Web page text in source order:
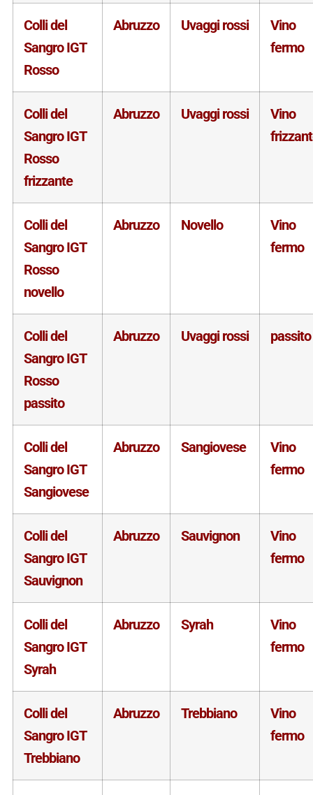
Colli del
Sangro IGT
Rosso
Abruzzo Uvaggi rossi
Vino
fermo
Colli del
Sangro IGT
Rosso
frizzante
Abruzzo Uvaggi rossi
Vino
Colli del
Sangro IGT
Rosso
novello
Abruzzo Novello
Vino
fermo
Colli del
Sangro IGT
Rosso
passito
Abruzzo Uvaggi rossi passito
Colli del
Sangro IGT
Sangiovese
Abruzzo Sangiovese
Vino
fermo
Colli del
Sangro IGT
Sauvignon
Abruzzo Sauvignon
Vino
fermo
Colli del
Sangro IGT
Syrah
Abruzzo Syrah
Vino
fermo
Colli del
Sangro IGT
Trebbiano
Abruzzo Trebbiano
Vino
fermo